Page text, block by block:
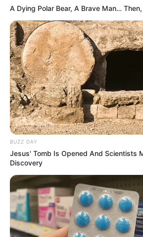
A Dying Polar Bear, A Brave Man…
BUZZ DAY
Jesus' Tomb Is Opened And Scientists
Discovery